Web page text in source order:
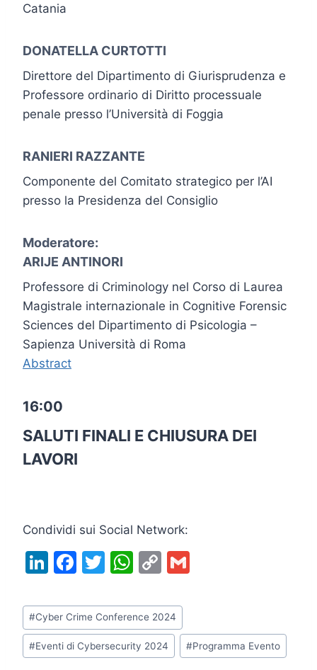
Catania
DONATELLA CURTOTTI
Direttore del Dipartimento di Giurisprudenza e
Professore ordinario di Diritto processuale
penale presso l’Università di Foggia
RANIERI RAZZANTE
Componente del Comitato strategico per l’AI
presso la Presidenza del Consiglio
Moderatore:
ARIJE ANTINORI
Professore di Criminology nel Corso di Laurea
Magistrale internazionale in Cognitive Forensic
Sciences del Dipartimento di Psicologia –
Sapienza Università di Roma
Abstract
16:00
SALUTI FINALI E CHIUSURA DEI
LAVORI
Condividi sui Social Network:
Li
k
e
dI
F
c
e
b
T
itt
er
W
at
s
A
C
p
y
Li
l
Tag
articolo:
#Cyber Crime Conference 2024
#Eventi di Cybersecurity 2024 #Programma Evento